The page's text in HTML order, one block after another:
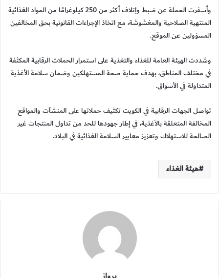
وأسفرت الحملة عن ضبط وإتلاف أكثر من 250 كيلوغرامًا من المواد الغذائية
المنتهية الصلاحية والمغشوشة، مع اتخاذ الإجراءات القانونية بحق المخالفين
المسؤولين عن الموقع.
وشددت الهيئة العامة للغذاء والتغذية على استمرار الحملات الرقابية المكثفة
في مختلف المناطق، بهدف حماية صحة المستهلكين وضمان سلامة الأغذية
المتداولة في الأسواق.
تواصل الجهات الرقابية في الكويت تكثيف حملاتها على المنشآت والمواقع
المخالفة المتعلقة بالأغذية، في إطار جهودها للحد من تداول المنتجات غير
الصالحة للاستهلاك وتعزيز معايير السلامة الغذائية في البلاد.
هيئة الغذاء